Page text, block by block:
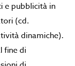
e pubblicità in
(cd.
dinamiche).
fine di